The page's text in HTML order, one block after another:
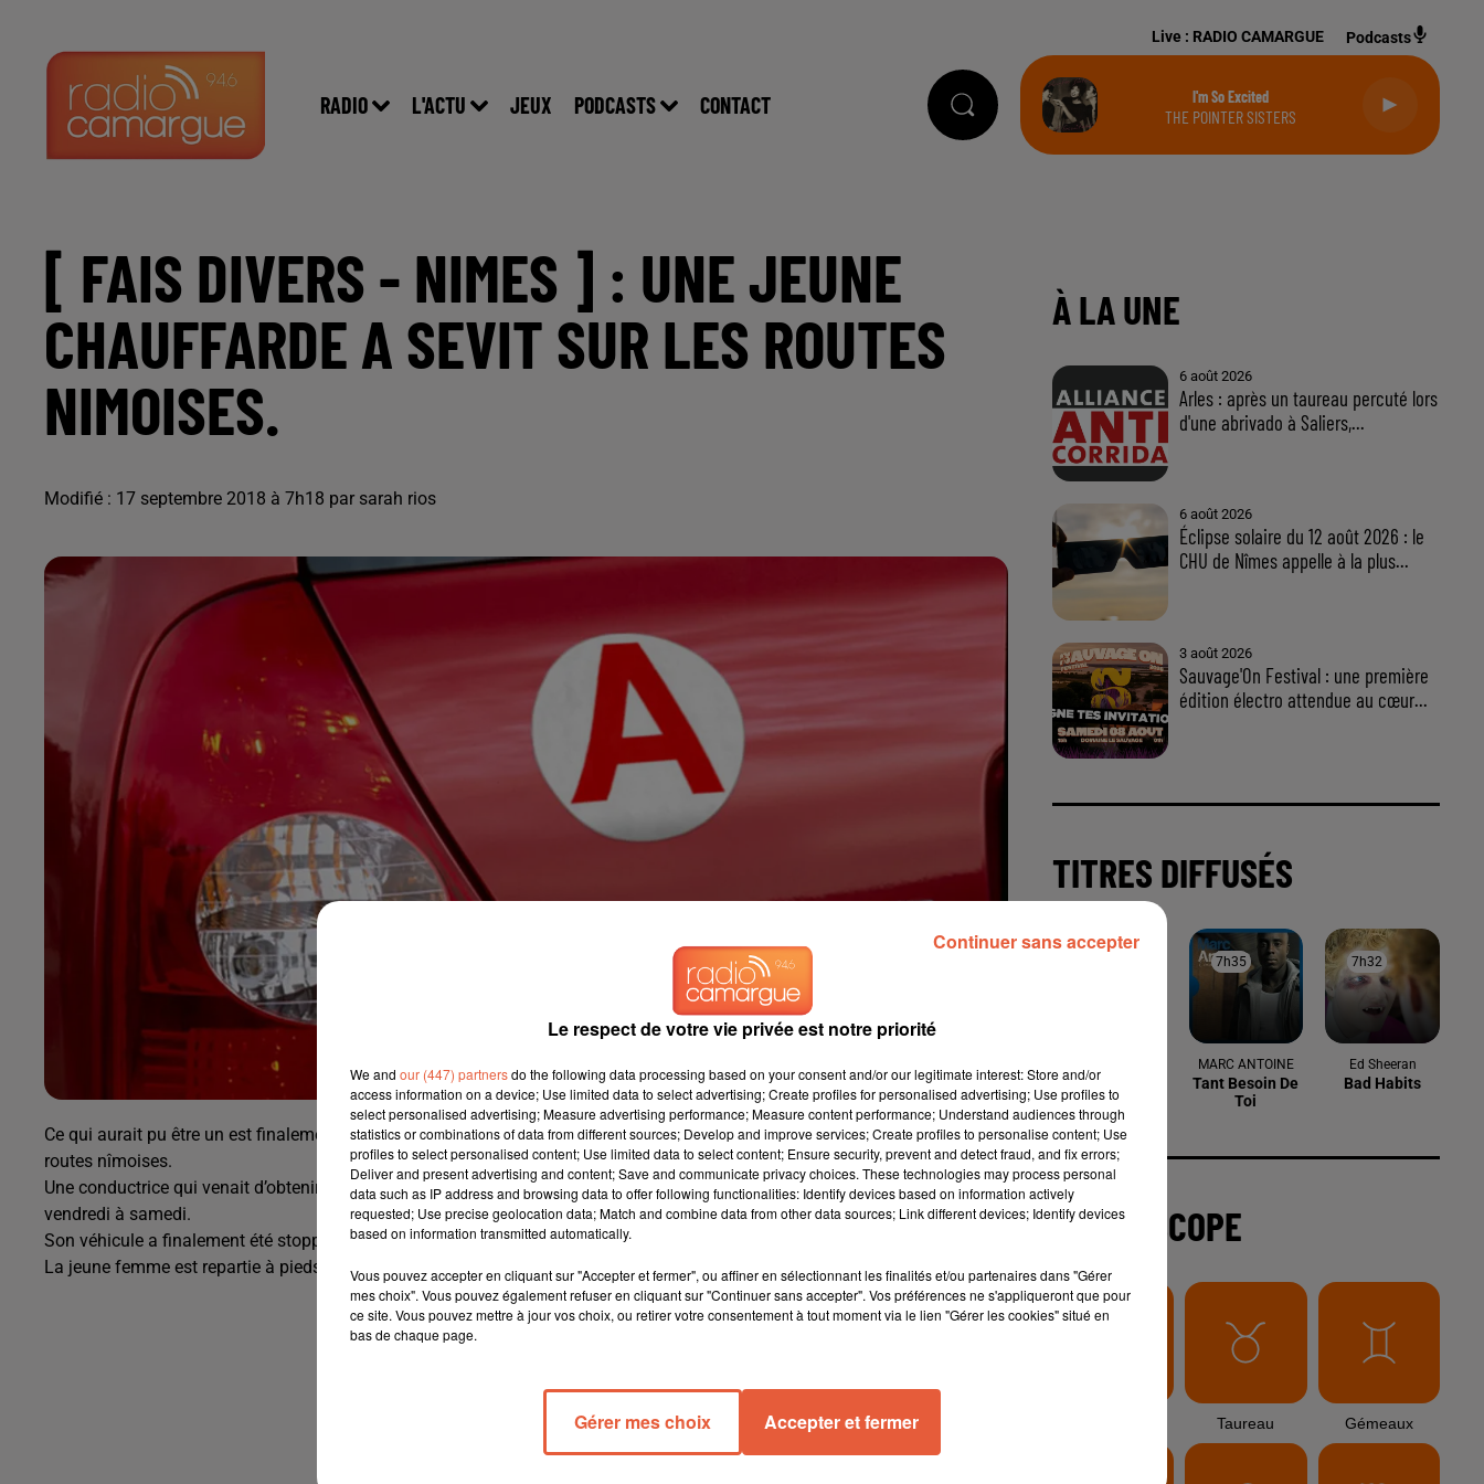
RADIO L'ACTU JEUX PODCASTS CONTACT
Live : RADIO CAMARGUE Podcasts
I'm So Excited
THE POINTER SISTERS
[ FAIS DIVERS - NIMES ] : UNE JEUNE
CHAUFFARDE A SEVIT SUR LES ROUTES
NIMOISES.
Modifié : 17 septembre 2018 à 7h18 par sarah rios
Ce qui aurait pu être un est finalement une femme cette fois... et une jeune conductrice! Une grande imprudente sur les
routes nîmoises.
Une conductrice qui venait d’obtenir son permis de conduire a forcé un barrage de gendarmerie à vive allure dans la nuit de
vendredi à samedi.
Son véhicule a finalement été stoppé par une herse.
La jeune femme est repartie à pieds et son véhicule a été mis en fourrière.
6 août 2026
Arles : après un taureau percuté lors
d'une abrivado à Saliers,...
CHU de Nîmes appelle à la plus...
Sauvage'On Festival : une première
édition électro attendue au cœur...
Le respect de votre vie privée est notre priorité
We and our (447) partnersdo the following data processing based on your consent and/or our legitimate interest: Store and/or
access information on a device; Use limited data to select advertising; Create profiles for personalised advertising; Use profiles to
select personalised advertising; Measure advertising performance; Measure content performance; Understand audiences through
statistics or combinations of data from different sources; Develop and improve services; Create profiles to personalise content; Use
profiles to select personalised content; Use limited data to select content; Ensure security, prevent and detect fraud, and fix errors;
Deliver and present advertising and content; Save and communicate privacy choices. These technologies may process personal
data such as IP address and browsing data to offer following functionalities: Identify devices based on information actively
requested; Use precise geolocation data; Match and combine data from other data sources; Link different devices; Identify devices
based on information transmitted automatically.
Vous pouvez accepter en cliquant sur "Accepter et fermer", ou affiner en sélectionnant les finalités et/ou partenaires dans "Gérer
mes choix". Vous pouvez également refuser en cliquant sur "Continuer sans accepter". Vos préférences ne s'appliqueront que pour
ce site. Vous pouvez mettre à jour vos choix, ou retirer votre consentement à tout moment via le lien "Gérer les cookies" situé en
bas de chaque page.
Gérer mes choix Accepter et fermer
Continuer sans accepter